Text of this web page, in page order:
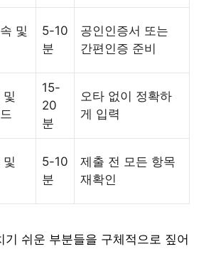
및
5-10
분
공인인증서 또는
간편인증 준비
및
15-
20
분
오타 없이 정확하
게 입력
및
5-10
분
제출 전 모든 항목
재확인
기 쉬운 부분들을 구체적으로 짚어